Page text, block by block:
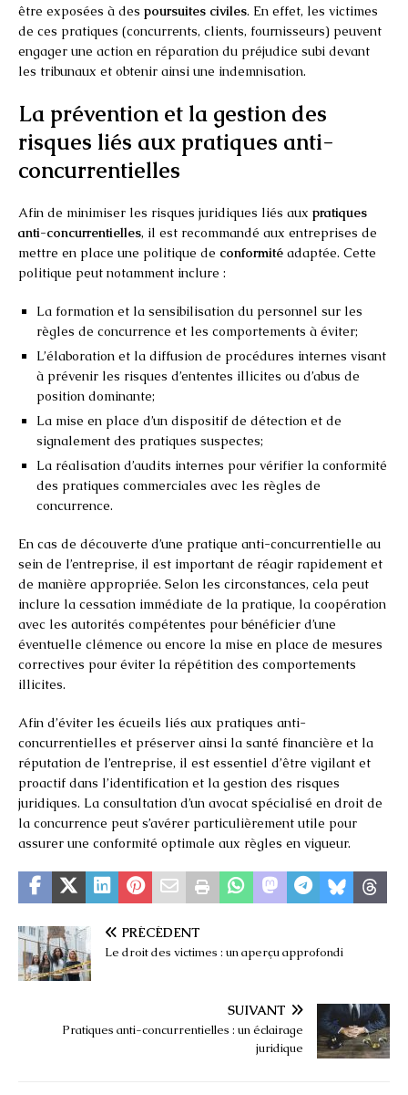
être exposées à des poursuites civiles. En effet, les victimes
de ces pratiques (concurrents, clients, fournisseurs) peuvent
engager une action en réparation du préjudice subi devant
les tribunaux et obtenir ainsi une indemnisation.
La prévention et la gestion des
risques liés aux pratiques anti-
concurrentielles
Afin de minimiser les risques juridiques liés aux pratiques
anti-concurrentielles, il est recommandé aux entreprises de
mettre en place une politique de conformité adaptée. Cette
politique peut notamment inclure :
La formation et la sensibilisation du personnel sur les
règles de concurrence et les comportements à éviter;
L’élaboration et la diffusion de procédures internes visant
à prévenir les risques d’ententes illicites ou d’abus de
position dominante;
La mise en place d’un dispositif de détection et de
signalement des pratiques suspectes;
La réalisation d’audits internes pour vérifier la conformité
des pratiques commerciales avec les règles de
concurrence.
En cas de découverte d’une pratique anti-concurrentielle au
sein de l’entreprise, il est important de réagir rapidement et
de manière appropriée. Selon les circonstances, cela peut
inclure la cessation immédiate de la pratique, la coopération
avec les autorités compétentes pour bénéficier d’une
éventuelle clémence ou encore la mise en place de mesures
correctives pour éviter la répétition des comportements
illicites.
Afin d’éviter les écueils liés aux pratiques anti-
concurrentielles et préserver ainsi la santé financière et la
réputation de l’entreprise, il est essentiel d’être vigilant et
proactif dans l’identification et la gestion des risques
juridiques. La consultation d’un avocat spécialisé en droit de
la concurrence peut s’avérer particulièrement utile pour
assurer une conformité optimale aux règles en vigueur.
PRÉCÉDENT
Le droit des victimes : un aperçu approfondi
SUIVANT
Pratiques anti-concurrentielles : un éclairage
juridique